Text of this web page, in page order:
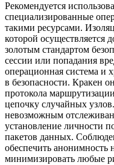
Рекомендуется
специализированные
такими ресурсами.
которой осуществляется
золотым стандартом
сессии или попадания
операционная система и
в безопасности. Кракен
протокола
цепочку случайных
невозможным
установление личности
пакетов данных.
обеспечить анонимность
минимизировать любые